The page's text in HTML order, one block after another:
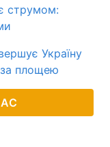
струмом:
Україну
площею